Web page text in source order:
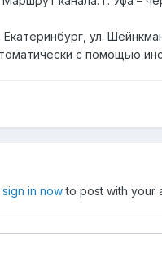
ул.
с помощью
sign in nowto post with your